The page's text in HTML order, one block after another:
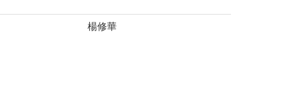
楊修華